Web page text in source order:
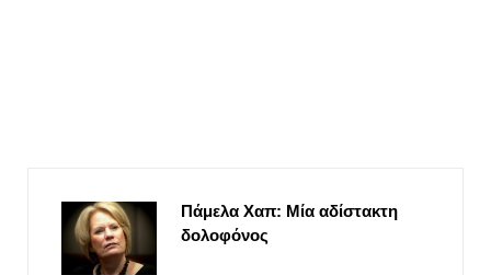
Πάμελα Χαπ: Μία αδίστακτη
δολοφόνος